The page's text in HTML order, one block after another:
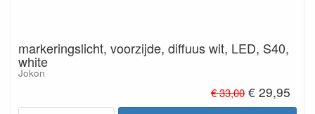
markeringslicht, voorzijde, diffuus wit, LED, S40,
white
Jokon
€ 33,00€ 29,95